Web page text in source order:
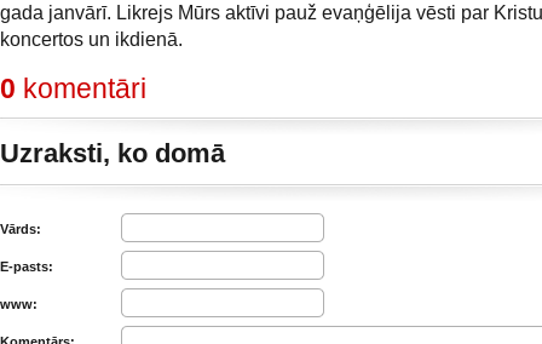
gada janvārī. Likrejs Mūrs aktīvi pauž evaņģēlija vēsti par
koncertos un ikdienā.
0 komentāri
Uzraksti, ko domā
Vārds:
E-pasts:
www: